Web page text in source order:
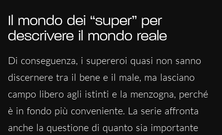
Il mondo dei “super” per
descrivere il mondo reale
Di conseguenza, i supereroi quasi non sanno
discernere tra il bene e il male, ma lasciano
campo libero agli istinti e la menzogna, perché
è in fondo più conveniente. La serie affronta
anche la questione di quanto sia importante